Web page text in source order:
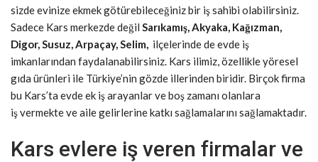
sizde evinize ekmek götürebileceğiniz bir iş sahibi olabilirsiniz.
Sadece Kars merkezde değil Sarıkamış, Akyaka, Kağızman,
Digor, Susuz, Arpaçay, Selim, ilçelerinde de evde iş
imkanlarından faydalanabilirsiniz. Kars ilimiz, özellikle yöresel
gıda ürünleri ile Türkiye’nin gözde illerinden biridir. Birçok firma
bu Kars’ta evde ek iş arayanlar ve boş zamanı olanlara
iş vermekte ve aile gelirlerine katkı sağlamalarını sağlamaktadır.
Kars evlere iş veren firmalar ve